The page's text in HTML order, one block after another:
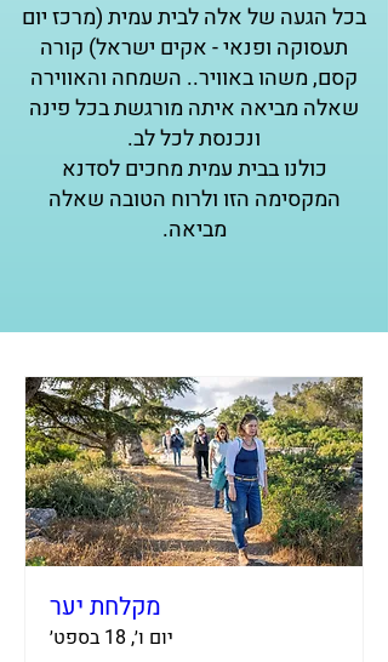
בכל הגעה של אלה לבית עמית (מרכז יום
תעסוקה ופנאי - אקים ישראל) קורה
קסם, משהו באוויר.. השמחה והאווירה
שאלה מביאה איתה מורגשת בכל פינה
ונכנסת לכל לב.
כולנו בבית עמית מחכים לסדנא
המקסימה הזו ולרוח הטובה שאלה
מביאה.
מקלחת יער
יום ו׳, 18 בספט׳